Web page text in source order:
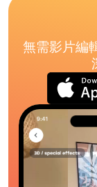
無需影片編